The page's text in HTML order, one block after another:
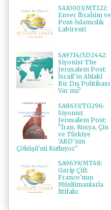
SA10003/MT122:
Enver İbrahim ve
Post-İslamcılık
Labirenti
SA9714/SD2442:
Siyonist The
Jerusalem Post:
İsrail'in Ahlakî
Bir Dış Politikası
Var mı?
SA8633/TG296:
Siyonist
Jerusalem Post:
"İran, Rusya, Çin
ve Türkiye
'ABD’nin
Çöküşü'nü Kutluyor"
SA9639/MT48:
Garip Çift:
Franco'nun
Müslümanlarla
İttifakı